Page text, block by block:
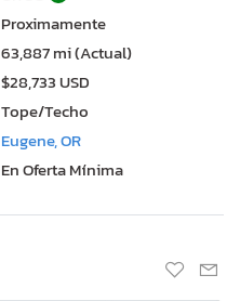
Proximamente
63,887 mi (Actual)
$28,733 USD
Tope/Techo
Eugene, OR
En Oferta Mínima